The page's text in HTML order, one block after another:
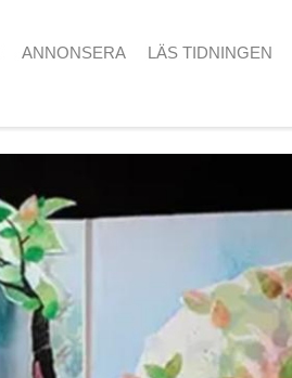
ANNONSERA LÄS TIDNINGEN